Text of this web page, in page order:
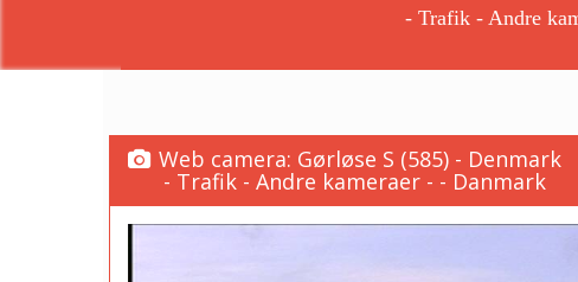
- Trafik - Andre
Web camera: Gørløse S (585) - Denmark
- Trafik - Andre kameraer - - Danmark